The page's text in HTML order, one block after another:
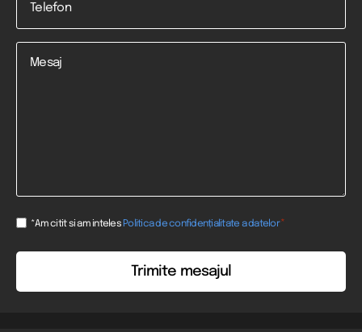
Mesaj
Consent
*Am citit si am inteles Politica de confidențialitate a datelor*